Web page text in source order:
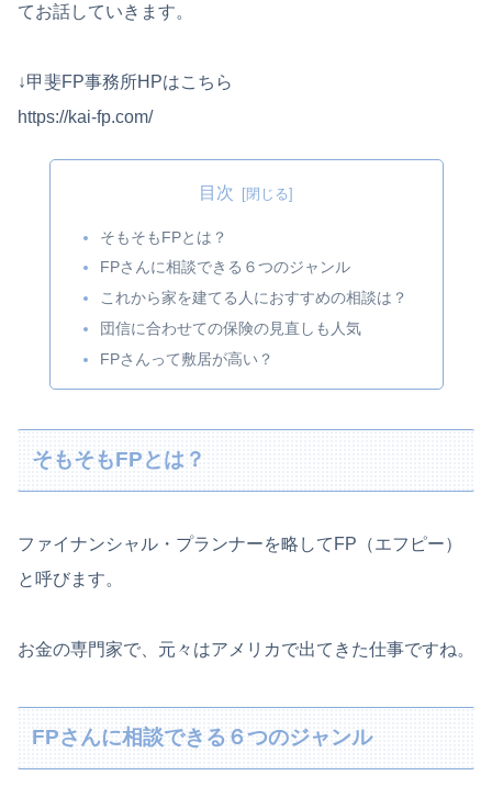
てお話していきます。
↓甲斐FP事務所HPはこちら
https://kai-fp.com/
目次
そもそもFPとは？
FPさんに相談できる６つのジャンル
これから家を建てる人におすすめの相談は？
団信に合わせての保険の見直しも人気
FPさんって敷居が高い？
そもそもFPとは？
ファイナンシャル・プランナーを略してFP（エフピー）
と呼びます。
お金の専門家で、元々はアメリカで出てきた仕事ですね。
FPさんに相談できる６つのジャンル